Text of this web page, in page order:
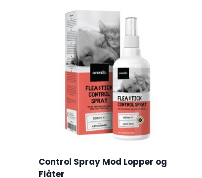
Control Spray Mod Lopper og
Flåter